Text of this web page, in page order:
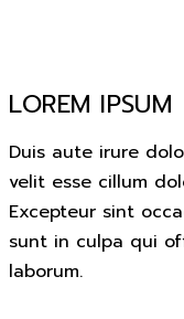
LOREM IPSUM
Duis aute irure
velit esse cillum
Excepteur sint
sunt in culpa qui
laborum.